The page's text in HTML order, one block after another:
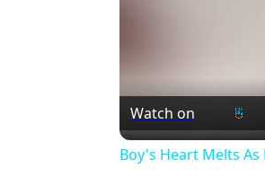
Watch on
Boy's Heart Melts